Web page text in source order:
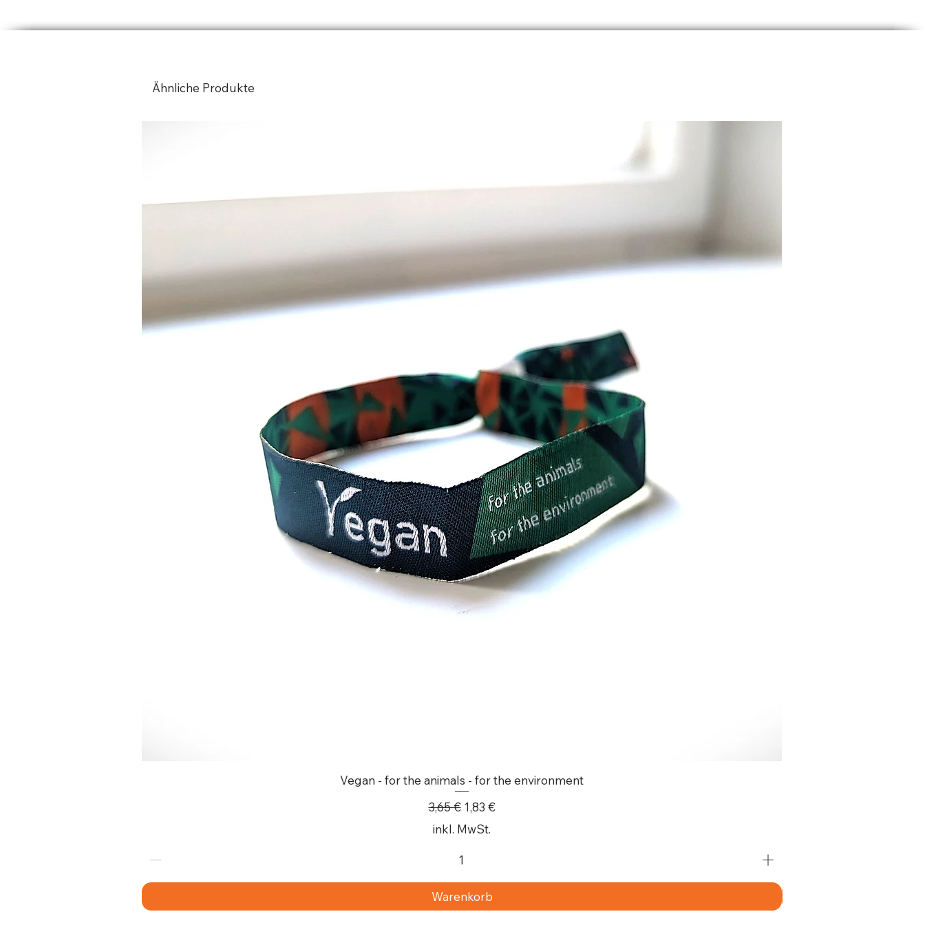
Stoff ist so gemütlich, dass du
so schick, dass er fast die Show
stiehlt. Fast. Und keine Sorge, du
Mehr als ein Mode-Statement:
Dieses Armband ist wie ein High-
Five für alle in der homosexuellen
Sei du selbst, aber mit Extra-Flair:
Zeig der Welt mit dem
Homosexuell Pride Armband, wer
du bist – und dass du einen
ausgezeichneten Geschmack hast.
Bist du bereit, deinen Arm (und
dein Herz) für Liebe und Vielfalt zu
öffnen? Leg jetzt los und bestell
dein Gay MLM | Pridearmband. Es
ist nicht nur ein Armband – es ist
ein Abzeichen des Stolzes!
Ähnliche Produkte
Vegan - for the animals - for the environment
Standardpreis
3,65 € Sale-Preis
1,83 €
inkl. MwSt.
Warenkorb